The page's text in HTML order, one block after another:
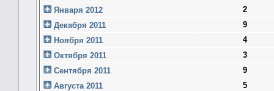
Января 2012
2
Декабря 2011
9
Ноября 2011
4
Октября 2011
3
Сентября 2011
9
Августа 2011
5